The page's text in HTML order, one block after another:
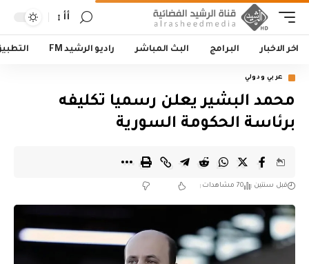
أأ
اخر الاخبار البرامج البث المباشر راديو الرشيد FM
عربي ودولي
محمد البشير يعلن رسميا تكليفه
برئاسة الحكومة السورية
قبل سنتين 70 مشاهدات